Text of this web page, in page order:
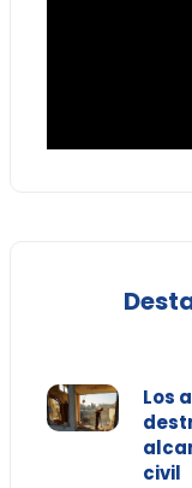
Los
civil